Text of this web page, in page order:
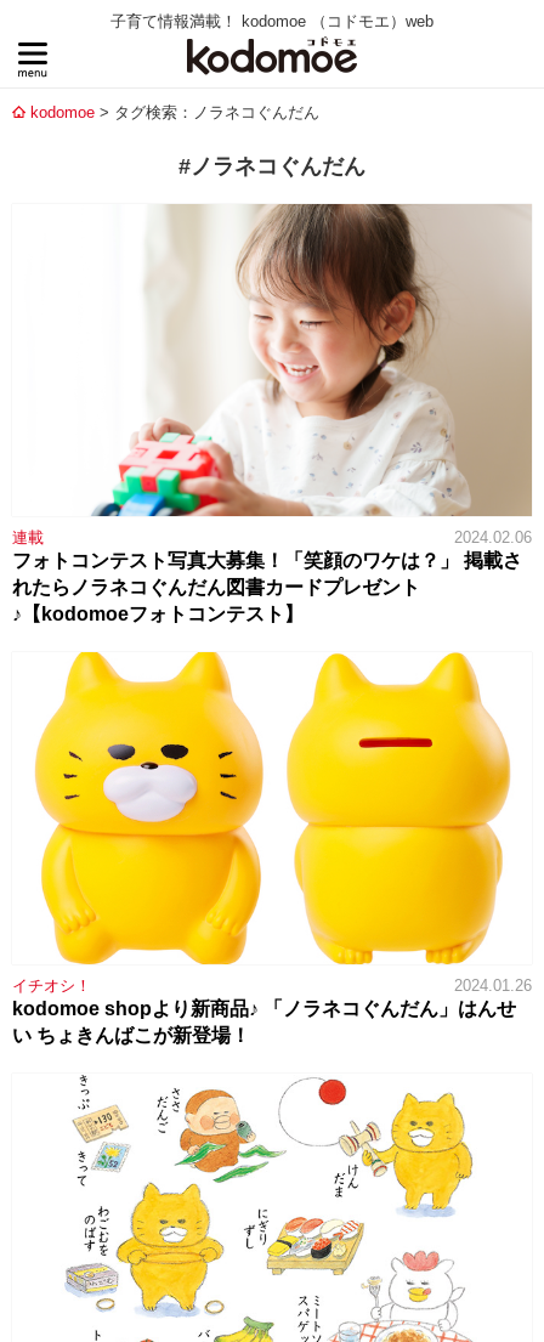
子育て情報満載！ kodomoe （コドモエ）web
kodomoe タグ検索：ノラネコぐんだん
#ノラネコぐんだん
連載 2024.02.06
フォトコンテスト写真大募集！「笑顔のワケは？」 掲載さ
れたらノラネコぐんだん図書カードプレゼント
♪【kodomoeフォトコンテスト】
イチオシ！ 2024.01.26
kodomoe shopより新商品♪ 「ノラネコぐんだん」はんせ
い ちょきんばこが新登場！